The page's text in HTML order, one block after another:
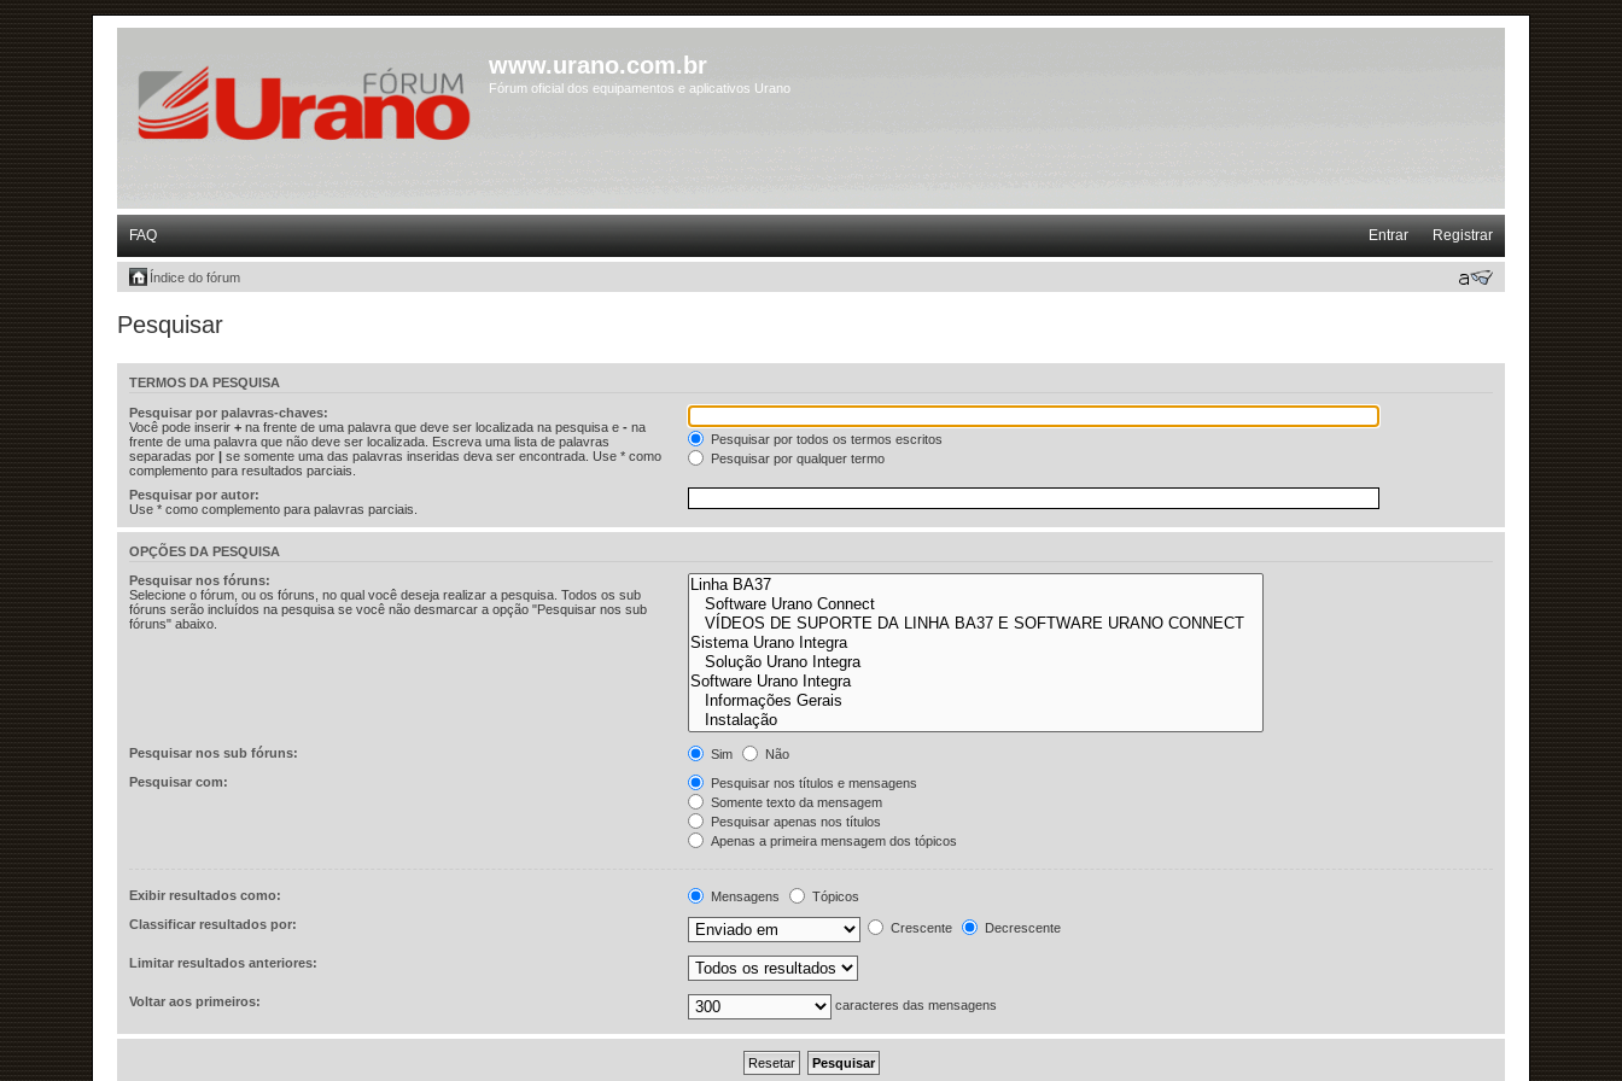
www.urano.com.br
Fórum oficial dos equipamentos e aplicativos Urano
FAQ Registrar
Entrar
Índice do fórum
Pesquisar
TERMOS DA PESQUISA
Pesquisar por palavras-chaves:
Você pode inserir + na frente de uma palavra que deve ser localizada na pesquisa e - na
frente de uma palavra que não deve ser localizada. Escreva uma lista de palavras
separadas por | se somente uma das palavras inseridas deva ser encontrada. Use * como
complemento para resultados parciais.
Pesquisar por todos os termos escritos
Pesquisar por qualquer termo
Pesquisar por autor:
Use * como complemento para palavras parciais.
OPÇÕES DA PESQUISA
Pesquisar nos fóruns:
Selecione o fórum, ou os fóruns, no qual você deseja realizar a pesquisa. Todos os sub
fóruns serão incluídos na pesquisa se você não desmarcar a opção "Pesquisar nos sub
fóruns" abaixo.
Pesquisar nos sub fóruns: Sim
Não
Pesquisar com:
Pesquisar nos títulos e mensagens
Somente texto da mensagem
Pesquisar apenas nos títulos
Apenas a primeira mensagem dos tópicos
Exibir resultados como: Mensagens
Tópicos
Classificar resultados por:
Crescente Decrescente
Limitar resultados anteriores:
Voltar aos primeiros: caracteres das mensagens